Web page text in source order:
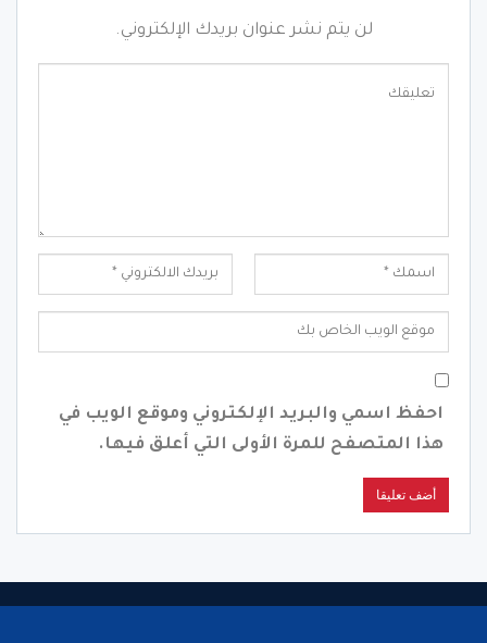
لن يتم نشر عنوان بريدك الإلكتروني.
احفظ اسمي والبريد الإلكتروني وموقع الويب في
هذا المتصفح للمرة الأولى التي أعلق فيها.